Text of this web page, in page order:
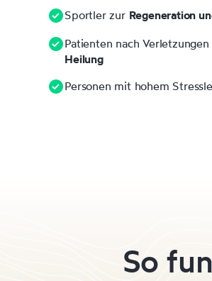
Sportler zur Regeneration
Patienten nach
Heilung
Personen mit hohem
So